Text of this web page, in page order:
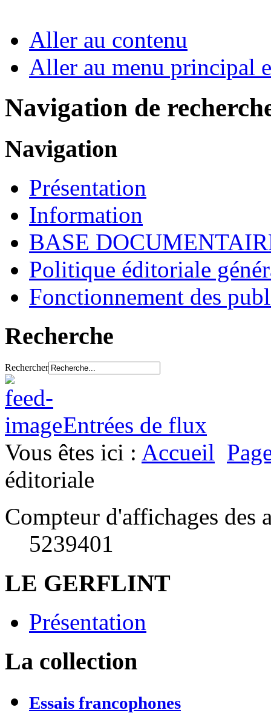
Aller au contenu
Aller au menu principal
Navigation de
Navigation
Présentation
Information
BASE
Politique éditoriale
Fonctionnement des
Recherche
Rechercher
Entrées de flux
Vous êtes ici : Accueil
éditoriale
Compteur d'affichages des
5239401
LE GERFLINT
Présentation
La collection
Essais francophones